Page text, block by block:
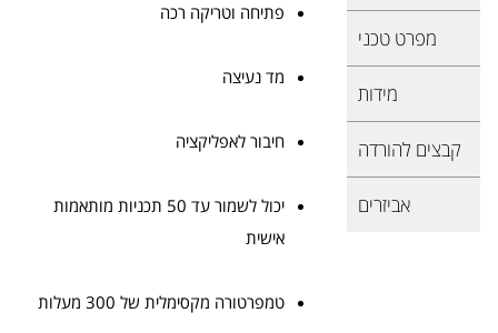
מפרט טכני
מידות
קבצים להורדה
אביזרים
פתיחה וטריקה רכה
מד נעיצה
חיבור לאפליקציה
יכול לשמור עד 50 תכניות מותאמות
אישית
טמפרטורה מקסימלית של 300 מעלות